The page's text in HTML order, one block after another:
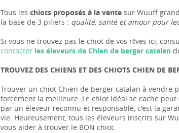
Tous les chiots proposés à la vente sur Wuuff
la base de 3 piliers : qualité, santé et amour pour
Si vous ne trouvez pas le chiot de vos rêves ici,
contacter les éleveurs de Chien de berger catalan
TROUVEZ DES CHIENS ET DES CHIOTS CHIEN DE
Trouver un chiot Chien de berger catalan à vendre
forcément la meilleure. Le chiot idéal se cache
par un éleveur reconnu et responsable, c'est la
vie. Heureusement, tous les éleveurs inscrits sur
vous aider à trouver le BON chiot.